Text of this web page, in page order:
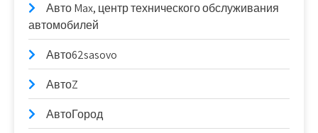
Авто Max, центр технического обслуживания
автомобилей
Авто62sasovo
АвтоZ
АвтоГород